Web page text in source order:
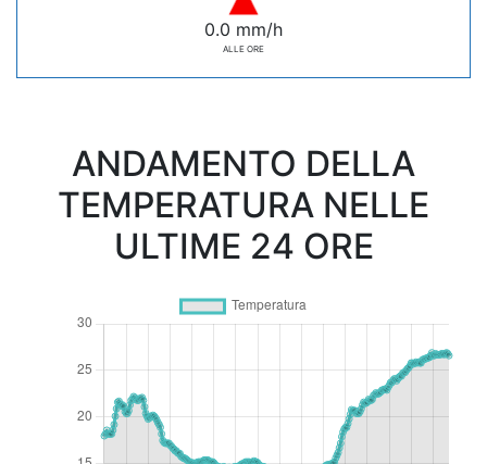
0.0 mm/h
ALLE ORE
ANDAMENTO DELLA
TEMPERATURA NELLE
ULTIME 24 ORE